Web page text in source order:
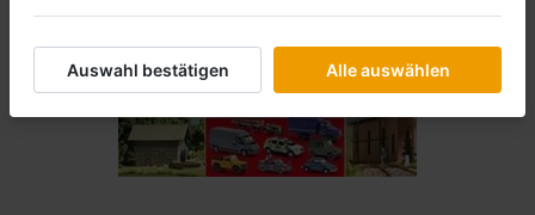
Auswahl bestätigen Alle auswählen